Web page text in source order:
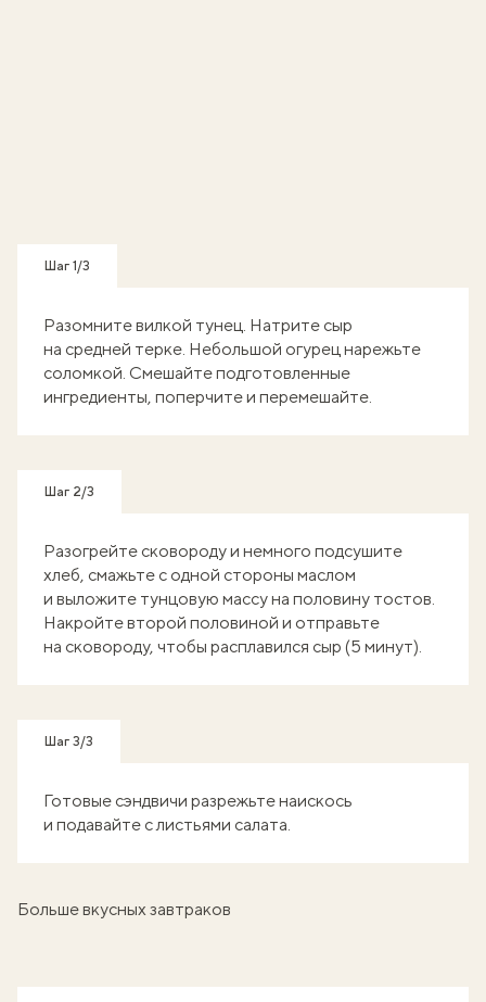
Шаг 1/3
Разомните вилкой тунец. Натрите сыр
на средней терке. Небольшой огурец нарежьте
соломкой. Смешайте подготовленные
ингредиенты, поперчите и перемешайте.
Шаг 2/3
Разогрейте сковороду и немного подсушите
хлеб, смажьте с одной стороны маслом
и выложите тунцовую массу на половину тостов.
Накройте второй половиной и отправьте
на сковороду, чтобы расплавился сыр (5 минут).
Шаг 3/3
Готовые сэндвичи разрежьте наискось
и подавайте с листьями салата.
Больше вкусных завтраков